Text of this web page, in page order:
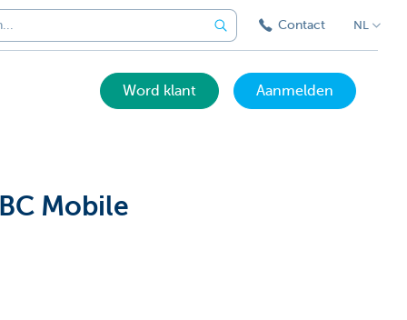
Contact NL
Word klant Aanmelden
Mobile